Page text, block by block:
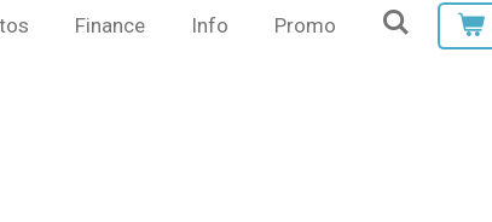
Finance Info Promo